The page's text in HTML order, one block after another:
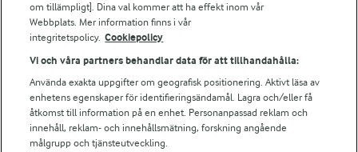
Följ oss
om tillämpligt]. Dina val kommer att ha effekt inom vår
Webbplats. Mer information finns i vår
integritetspolicy. Cookiepolicy
Vi och våra partners behandlar data för att tillhandahålla:
Använda exakta uppgifter om geografisk positionering. Aktivt läsa av
enhetens egenskaper för identifieringsändamål. Lagra och/eller få
åtkomst till information på en enhet. Personanpassad reklam och
innehåll, reklam- och innehållsmätning, forskning angående
målgrupp och tjänsteutveckling.